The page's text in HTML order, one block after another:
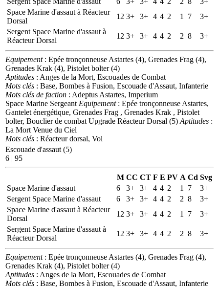
Space Marine d'assaut à Réacteur
Dorsal
12 3+ 3+ 4 4 2 1 7
3+
Sergent Space Marine d'assaut à
Réacteur Dorsal
12 3+ 3+ 4 4 2 2 8 3+
Equipement: Epée tronçonneuse Astartes (4), Grenades Frag (4),
Grenades Krak (4), Pistolet bolter (4)
Aptitudes : Anges de la Mort, Escouades de Combat
Mots clés : Base, Bombes à Fusion, Escouade d'Assaut, Infanterie
Mots clés de faction : Adeptus Astartes, Imperium
Space Marine Sergeant Equipement: Epée tronçonneuse Astartes,
Gantelet énergétique, Grenades Frag , Grenades Krak , Pistolet
bolter, Bouclier de combat Upgrade Réacteur Dorsal (5) Aptitudes :
La Mort Venue du Ciel
Mots clés : Réacteur dorsal, Vol
Escouade d'assaut (5)
6 | 95
M CC CT F E PV A Cd Svg
Space Marine d'assaut
6 3+ 3+ 4 4 2 1 7
3+
Sergent Space Marine d'assaut
6 3+ 3+ 4 4 2 2 8
3+
Space Marine d'assaut à Réacteur
Dorsal
12 3+ 3+ 4 4 2 1 7
3+
Sergent Space Marine d'assaut à
Réacteur Dorsal
12 3+ 3+ 4 4 2 2 8 3+
Equipement: Epée tronçonneuse Astartes (4), Grenades Frag (4),
Grenades Krak (4), Pistolet bolter (4)
Aptitudes : Anges de la Mort, Escouades de Combat
Mots clés : Base, Bombes à Fusion, Escouade d'Assaut, Infanterie